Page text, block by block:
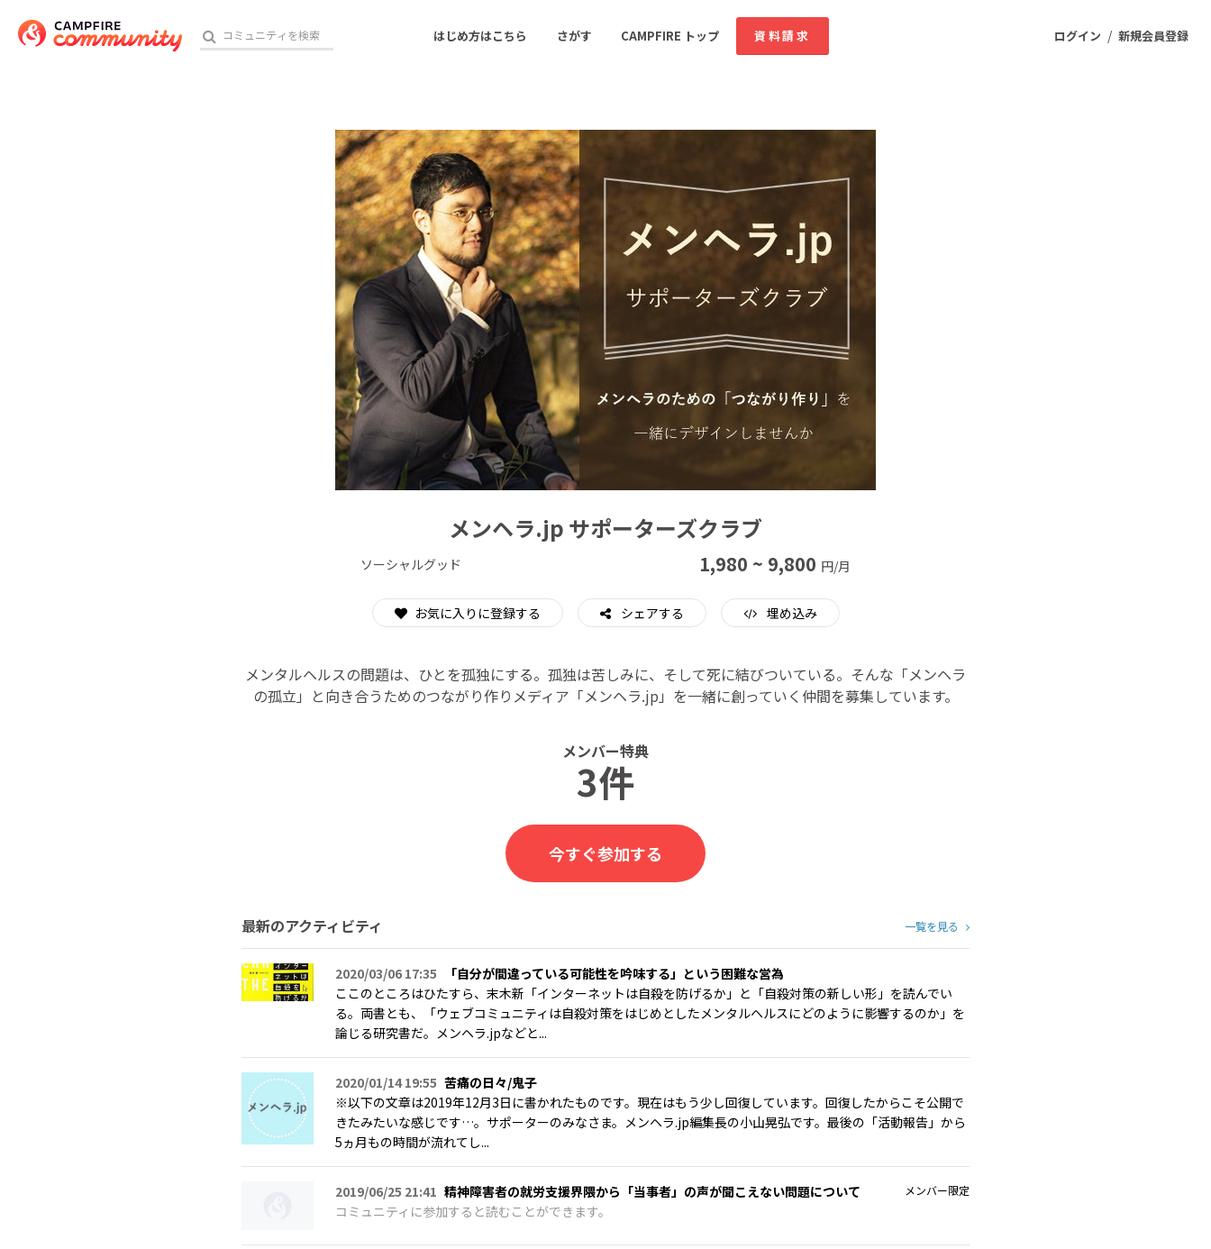
ログイン / 新規会員登録
はじめ方はこちら さがす CAMPFIRE トップ 資料請求
おすすめのコミュニティ 人気のコミュニティ 新着のコミュニティ
音楽 舞台・パフォーマンス
テクノロジー・ガジェット
ゲーム・サービス開発 フード・飲食店
書籍・雑誌出版 アニメ・漫画
ソーシャルグッド
CAMPFIRE for Social Good CAMPFIRE Creation
メンヘラ.jp サポーターズクラブ
ソーシャルグッド 1,980 ~ 9,800 円/月
お気に入りに登録する シェアする 埋め込み
メンタルヘルスの問題は、ひとを孤独にする。孤独は苦しみに、そして死に結びついている。そんな「メンヘラ
の孤立」と向き合うためのつながり作りメディア「メンヘラ.jp」を一緒に創っていく仲間を募集しています。
メンバー特典
3件
今すぐ参加する
最新のアクティビティ 一覧を見る
2020/03/06 17:35
「自分が間違っている可能性を吟味する」という困難な営為
ここのところはひたすら、末木新「インターネットは自殺を防げるか」と「自殺対策の新しい形」を読んでい
る。両書とも、「ウェブコミュニティは自殺対策をはじめとしたメンタルヘルスにどのように影響するのか」を
論じる研究書だ。メンヘラ.jpなどと...
2020/01/14 19:55 苦痛の日々/鬼子
※以下の文章は2019年12月3日に書かれたものです。現在はもう少し回復しています。回復したからこそ公開で
きたみたいな感じです…。サポーターのみなさま。メンヘラ.jp編集長の小山晃弘です。最後の「活動報告」から
5ヵ月もの時間が流れてし...
2019/06/25 21:41 精神障害者の就労支援界隈から「当事者」の声が聞こえない問題について メンバー限定
コミュニティに参加すると読むことができます。